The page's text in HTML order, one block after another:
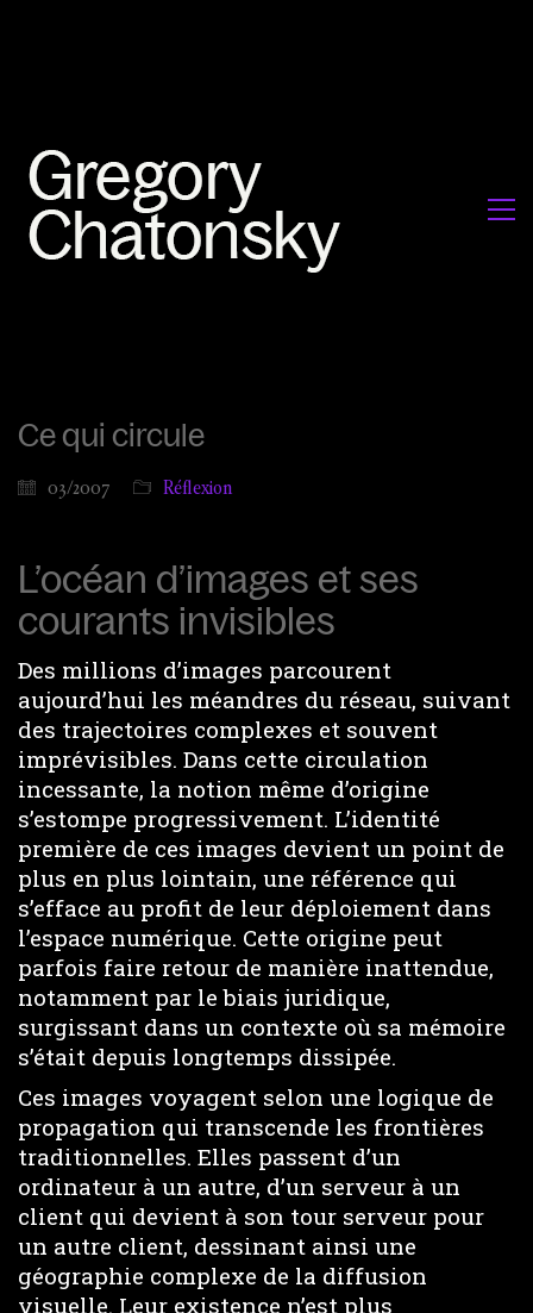
Ce qui circule
03/2007 Réflexion
L’océan d’images et ses
courants invisibles
Des millions d’images parcourent
aujourd’hui les méandres du réseau, suivant
des trajectoires complexes et souvent
imprévisibles. Dans cette circulation
incessante, la notion même d’origine
s’estompe progressivement. L’identité
première de ces images devient un point de
plus en plus lointain, une référence qui
s’efface au profit de leur déploiement dans
l’espace numérique. Cette origine peut
parfois faire retour de manière inattendue,
notamment par le biais juridique,
surgissant dans un contexte où sa mémoire
s’était depuis longtemps dissipée.
Ces images voyagent selon une logique de
propagation qui transcende les frontières
traditionnelles. Elles passent d’un
ordinateur à un autre, d’un serveur à un
client qui devient à son tour serveur pour
un autre client, dessinant ainsi une
géographie complexe de la diffusion
visuelle. Leur existence n’est plus